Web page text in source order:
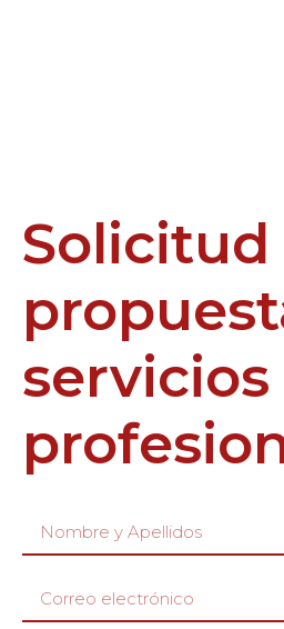
Solicitud
servicios